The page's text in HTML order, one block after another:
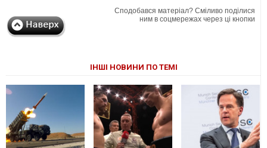
Сподобався матеріал? Сміливо поділися
ним в соцмережах через ці кнопки
ІНШІ НОВИНИ ПО ТЕМІ